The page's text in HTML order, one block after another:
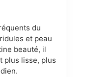
du
et peau
beauté, il
plus lisse, plus